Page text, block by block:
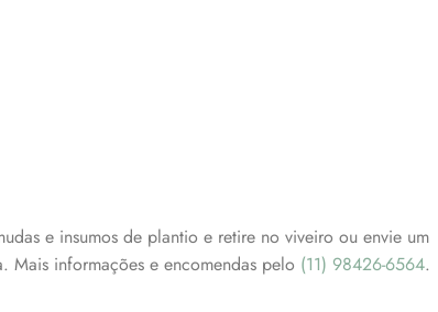
e insumos de plantio e retire no viveiro ou envie um
Mais informações e encomendas pelo (11) 98426-6564.